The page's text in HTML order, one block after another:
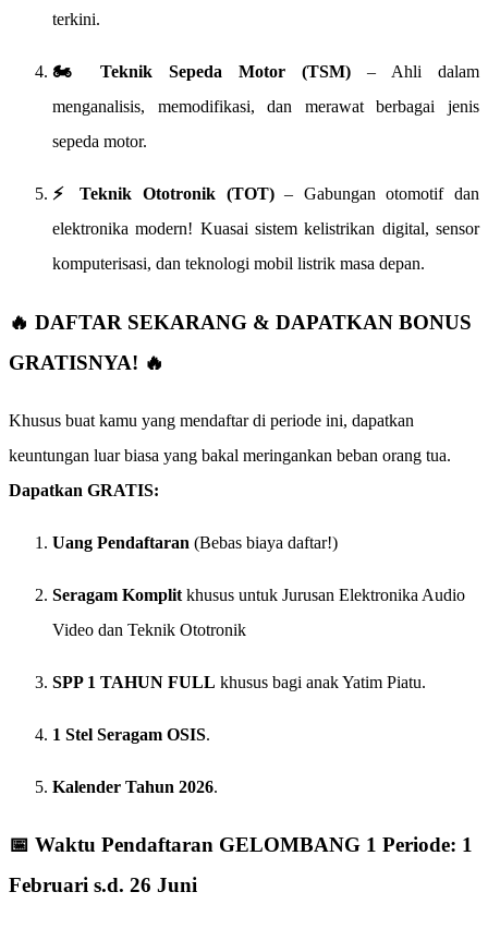
terkini.
🏍️ Teknik Sepeda Motor (TSM) – Ahli dalam
menganalisis, memodifikasi, dan merawat berbagai jenis
sepeda motor.
⚡ Teknik Ototronik (TOT)– Gabungan otomotif dan
elektronika modern! Kuasai sistem kelistrikan digital, sensor
komputerisasi, dan teknologi mobil listrik masa depan.
🔥 DAFTAR SEKARANG & DAPATKAN BONUS
GRATISNYA! 🔥
Khusus buat kamu yang mendaftar di periode ini, dapatkan
keuntungan luar biasa yang bakal meringankan beban orang tua.
Dapatkan GRATIS:
Uang Pendaftaran (Bebas biaya daftar!)
Seragam Komplit khusus untuk Jurusan Elektronika Audio
Video dan Teknik Ototronik
SPP 1 TAHUN FULL khusus bagi anak Yatim Piatu.
1 Stel Seragam OSIS.
Kalender Tahun 2026.
📅 Waktu Pendaftaran GELOMBANG 1 Periode: 1
Februari s.d. 26 Juni